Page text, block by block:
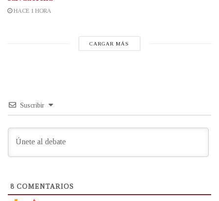
HACE 1 HORA
CARGAR MÁS
Suscribir
8 COMENTARIOS